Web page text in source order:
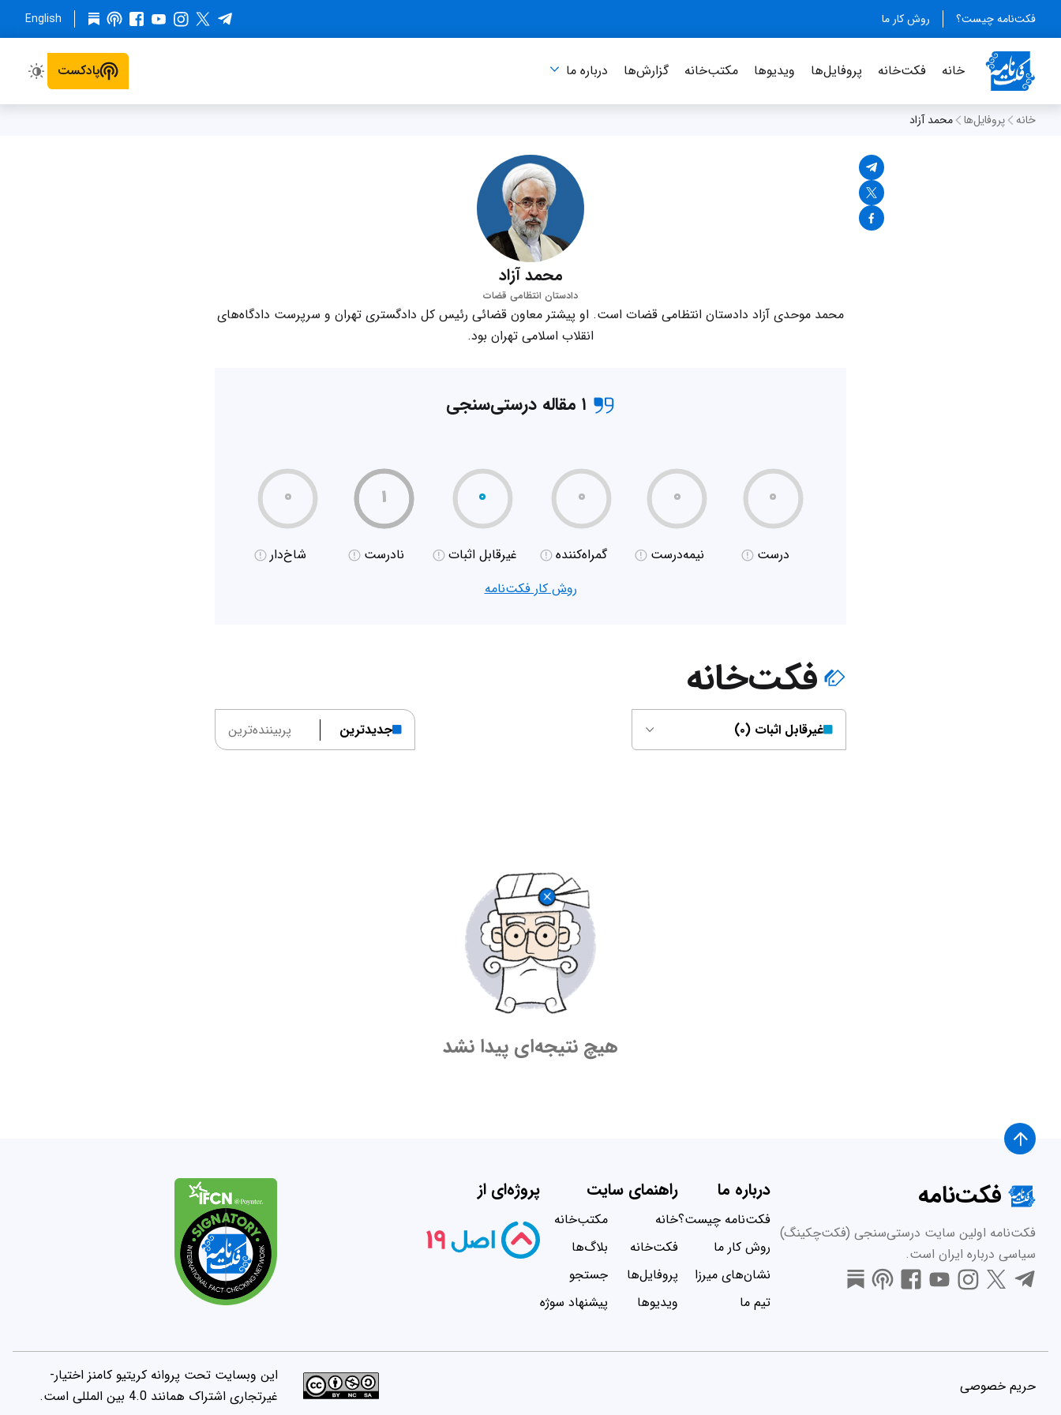
فکت‌نامه چیست؟ روش کار ما English
خانه فکت‌خانه پروفایل‌ها ویدیو‌ها مکتب‌خانه گزارش‌ها درباره‌ ما پادکست
خانه پروفایل‌ها محمد آزاد
محمد آزاد
دادستان انتظامی قضات
محمد موحدی آزاد دادستان انتظامی قضات است. او پیشتر معاون قضائی رئیس کل دادگستری تهران و سرپرست دادگاه‌های
انقلاب اسلامی تهران بود.
۱ مقاله درستی‌سنجی
۰
درست
۰
نیمه‌درست
۰
گمراه‌کننده
۰
غیر‌قابل اثبات
۱
نادرست
۰
شاخ‌دار
روش کار فکت‌نامه
فکت‌خانه
غیر‌قابل اثبات (۰) جدیدترین پربیننده‌ترین
هیچ نتیجه‌ای پیدا نشد
فکت‌نامه
فکت‌نامه اولین سایت درستی‌سنجی (فکت‌چکینگ)
سیاسی درباره ایران است.
درباره ما
فکت‌نامه چیست؟
روش کار ما
نشان‌های میرزا
تیم ما
راهنمای سایت
خانه
فکت‌خانه
پروفایل‌ها
ویدیو‌ها
مکتب‌خانه
بلاگ‌ها
جستجو
پیشنهاد سوژه
پروژه‌ای از
حریم خصوصی
این وبسایت تحت پروانه کریتیو کامنز اختیار-
غیرتجاری اشتراک همانند 4.0 بین المللی است.